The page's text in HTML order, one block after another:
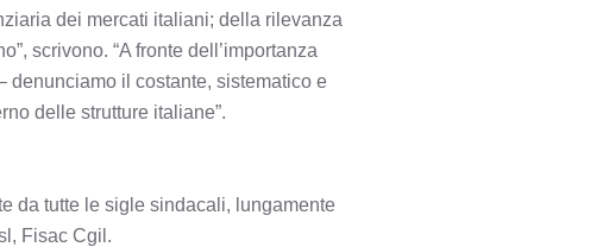
dei mercati italiani; della rilevanza
scrivono. “A fronte dell’importanza
denunciamo il costante, sistematico e
delle strutture italiane”.
da tutte le sigle sindacali, lungamente
Fisac Cgil.